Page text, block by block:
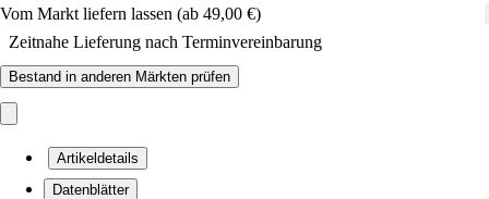
Vom Markt liefern lassen (ab 49,00 €)
Zeitnahe Lieferung nach Terminvereinbarung
Bestand in anderen Märkten prüfen
Artikeldetails
Datenblätter